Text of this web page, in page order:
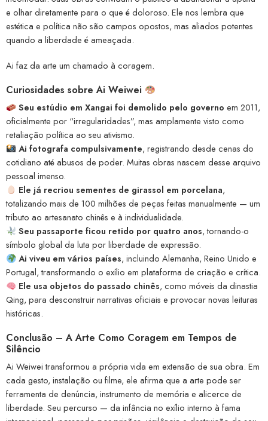
e olhar diretamente para o que é doloroso. Ele nos lembra que
estética e política não são campos opostos, mas aliados potentes
quando a liberdade é ameaçada.
Ai faz da arte um chamado à coragem.
Curiosidades sobre Ai Weiwei
Seu estúdio em Xangai foi demolido pelo governo em 2011,
oficialmente por “irregularidades”, mas amplamente visto como
retaliação política ao seu ativismo.
Ai fotografa compulsivamente, registrando desde cenas do
cotidiano até abusos de poder. Muitas obras nascem desse arquivo
pessoal imenso.
Ele já recriou sementes de girassol em porcelana,
totalizando mais de 100 milhões de peças feitas manualmente — um
tributo ao artesanato chinês e à individualidade.
Seu passaporte ficou retido por quatro anos, tornando-o
símbolo global da luta por liberdade de expressão.
Ai viveu em vários países, incluindo Alemanha, Reino Unido e
Portugal, transformando o exílio em plataforma de criação e crítica.
Ele usa objetos do passado chinês, como móveis da dinastia
Qing, para desconstruir narrativas oficiais e provocar novas leituras
históricas.
Conclusão – A Arte Como Coragem em Tempos de
Silêncio
Ai Weiwei transformou a própria vida em extensão de sua obra. Em
cada gesto, instalação ou filme, ele afirma que a arte pode ser
ferramenta de denúncia, instrumento de memória e alicerce de
liberdade. Seu percurso — da infância no exílio interno à fama